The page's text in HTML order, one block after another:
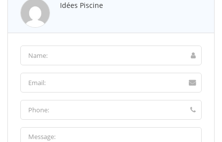
Idées Piscine